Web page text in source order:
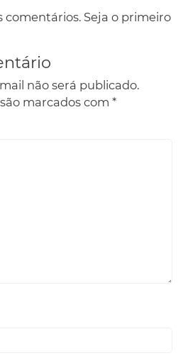
comentários. Seja o primeiro
não será publicado.
marcados com *